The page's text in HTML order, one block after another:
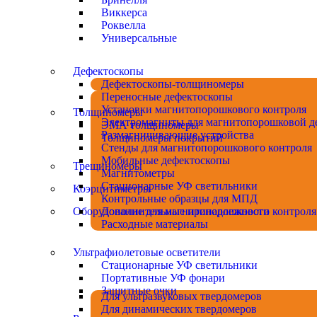
Виккерса
Роквелла
Универсальные
Дефектоскопы
Дефектоскопы-толщиномеры
Толщиномеры
ЭМА толщиномеры
Толщиномеры покрытий
Трещиномеры
Коэрцитиметры
Оборудование для магнитопорошкового контроля
Переносные дефектоскопы
Установки магнитопорошкового контроля
Электромагниты для магнитопорошковой
Размагничивающие устройства
Стенды для магнитопорошкового контроля
Мобильные дефектоскопы
Магнитометры
Стационарные УФ светильники
Контрольные образцы для МПД
Дополнительные принадлежности
Расходные материалы
Ультрафиолетовые осветители
Стационарные УФ светильники
Портативные УФ фонари
Защитные очки
Для ультразвуковых твердомеров
Для динамических твердомеров